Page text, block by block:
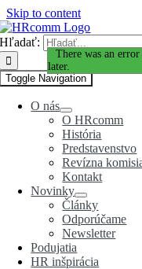
Skip to content
Hľadať:
Toggle Navigation
O nás
O HRcomm
História
Predstavenstvo
Revízna
Kontakt
Novinky
Články
Odporúčame
Newsletter
Podujatia
HR inšpirácia
Ďakujeme za Váš
There was an
later.